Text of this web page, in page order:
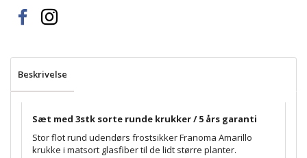
Beskrivelse
Sæt med 3stk sorte runde krukker / 5 års garanti
Stor flot rund udendørs frostsikker Franoma Amarillo
krukke i matsort glasfiber til de lidt større planter.